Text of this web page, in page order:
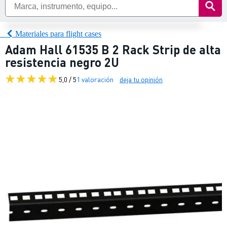
Materiales para flight cases
Adam Hall 61535 B 2 Rack Strip de alta
resistencia negro 2U
5,0 / 51 valoración deja tu opinión